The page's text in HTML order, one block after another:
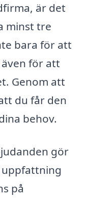
är det
minst tre
bara för att
för att
Genom att
du får den
behov.
gör
på